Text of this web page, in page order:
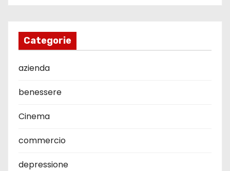
Categorie
azienda
benessere
Cinema
commercio
depressione